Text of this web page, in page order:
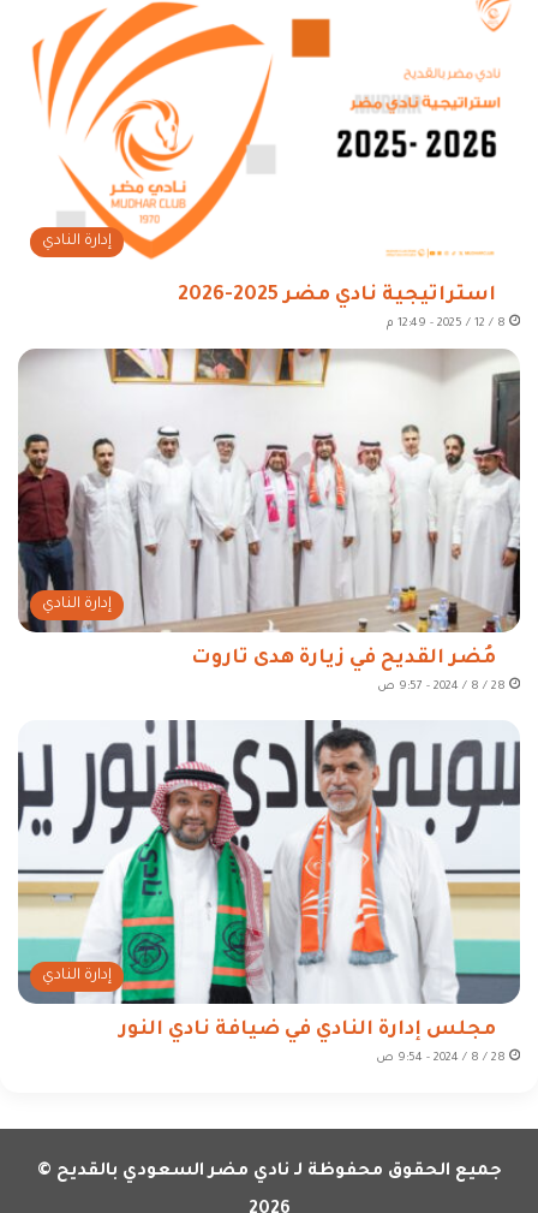
إدارة النادي
استراتيجية نادي مضر 2025-2026
8 / 12 / 2025 - 12:49 م
إدارة النادي
مُضر القديح في زيارة هدى تاروت
28 / 8 / 2024 - 9:57 ص
إدارة النادي
مجلس إدارة النادي في ضيافة نادي النور
28 / 8 / 2024 - 9:54 ص
جميع الحقوق محفوظة لـ نادي مضر السعودي بالقديح ©